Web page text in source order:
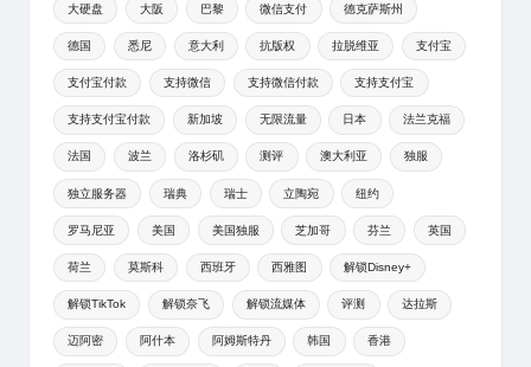
大硬盘 大阪 巴黎 微信支付 德克萨斯州
德国 悉尼 意大利 抗版权 拉脱维亚 支付宝
支付宝付款 支持微信 支持微信付款 支持支付宝
支持支付宝付款 新加坡 无限流量 日本 法兰克福
法国 波兰 洛杉矶 测评 澳大利亚 独服
独立服务器 瑞典 瑞士 立陶宛 纽约
罗马尼亚 美国 美国独服 芝加哥 芬兰 英国
荷兰 莫斯科 西班牙 西雅图 解锁Disney+
解锁TikTok 解锁奈飞 解锁流媒体 评测 达拉斯
迈阿密 阿什本 阿姆斯特丹 韩国 香港